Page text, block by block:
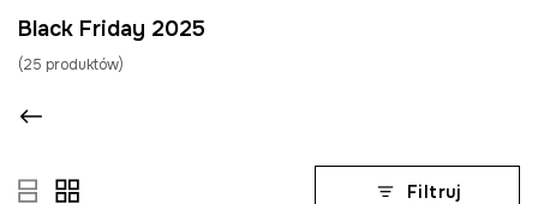
Black Friday 2025
(25 produktów)
Filtruj